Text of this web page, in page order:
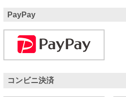
PayPay
コンビニ決済